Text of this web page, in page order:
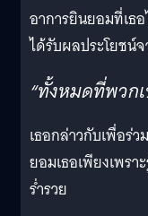
อาการยินยอมที่เธ
ได้รับผลประโยชน์จ
“ทั้งหมดที่พวก
เธอกล่าวกับเพื่อร่
ยอมเธอเพียงเพรา
ร่ำรวย